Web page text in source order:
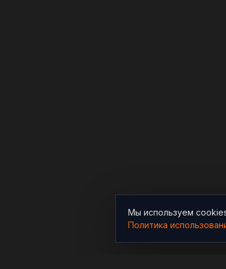
Мы используем
Политика